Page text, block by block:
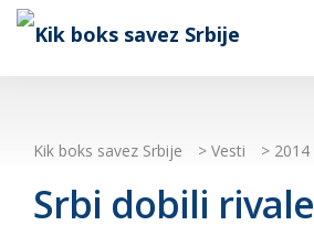
Kik boks savez Srbije > Vesti > 2014
Srbi dobili rivale